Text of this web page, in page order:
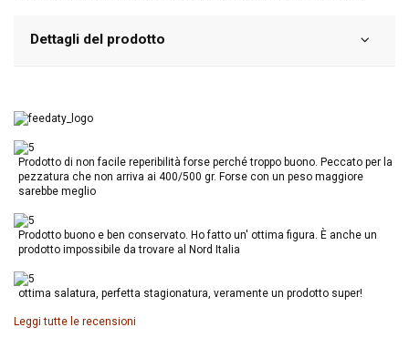
Dettagli del prodotto
Prodotto di non facile reperibilità forse perché troppo buono. Peccato per la
pezzatura che non arriva ai 400/500 gr. Forse con un peso maggiore
sarebbe meglio
Prodotto buono e ben conservato. Ho fatto un' ottima figura. È anche un
prodotto impossibile da trovare al Nord Italia
ottima salatura, perfetta stagionatura, veramente un prodotto super!
Leggi tutte le recensioni